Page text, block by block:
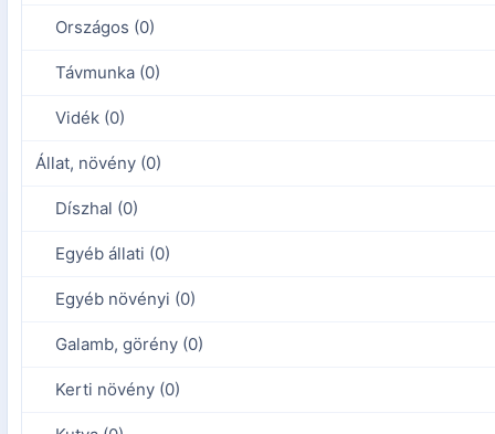
Országos (0)
Távmunka (0)
Vidék (0)
Állat, növény (0)
Díszhal (0)
Egyéb állati (0)
Egyéb növényi (0)
Galamb, görény (0)
Kerti növény (0)